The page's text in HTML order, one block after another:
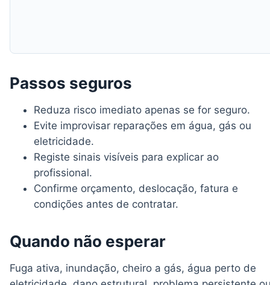
Passos seguros
Reduza risco imediato apenas se for seguro.
Evite improvisar reparações em água, gás ou
eletricidade.
Registe sinais visíveis para explicar ao
profissional.
Confirme orçamento, deslocação, fatura e
condições antes de contratar.
Quando não esperar
Fuga ativa, inundação, cheiro a gás, água perto de